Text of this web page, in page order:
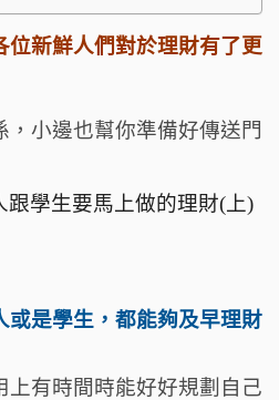
位新鮮人們對於理財有了更
小邊也幫你準備好傳送門
跟學生要馬上做的理財(上)
或是學生，都能夠及早理財
上有時間時能好好規劃自己